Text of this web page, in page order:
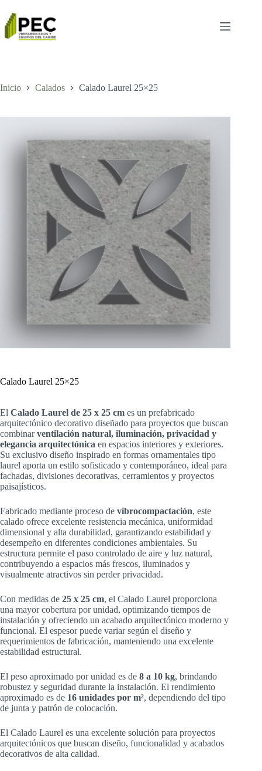
Inicio Calados Calado Laurel 25×25
Calado Laurel 25×25
El Calado Laurel de 25 x 25 cm es un prefabricado
arquitectónico decorativo diseñado para proyectos que buscan
combinarventilación natural, iluminación, privacidad y
elegancia arquitectónica en espacios interiores y exteriores.
Su exclusivo diseño inspirado en formas ornamentales tipo
laurel aporta un estilo sofisticado y contemporáneo, ideal para
fachadas, divisiones decorativas, cerramientos y proyectos
paisajísticos.
Fabricado mediante proceso de vibrocompactación, este
calado ofrece excelente resistencia mecánica, uniformidad
dimensional y alta durabilidad, garantizando estabilidad y
desempeño en diferentes condiciones ambientales. Su
estructura permite el paso controlado de aire y luz natural,
contribuyendo a espacios más frescos, iluminados y
visualmente atractivos sin perder privacidad.
Con medidas de 25 x 25 cm, el Calado Laurel proporciona
una mayor cobertura por unidad, optimizando tiempos de
instalación y ofreciendo un acabado arquitectónico moderno y
funcional. El espesor puede variar según el diseño y
requerimientos de fabricación, manteniendo una excelente
estabilidad estructural.
El peso aproximado por unidad es de 8 a 10 kg, brindando
robustez y seguridad durante la instalación. El rendimiento
aproximado es de 16 unidades por m², dependiendo del tipo
de junta y patrón de colocación.
El Calado Laurel es una excelente solución para proyectos
arquitectónicos que buscan diseño, funcionalidad y acabados
decorativos de alta calidad.